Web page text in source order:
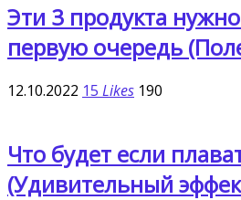
Эти 3 продукта
первую очередь
12.10.2022 15 Likes 190
Что будет если
(Удивительный